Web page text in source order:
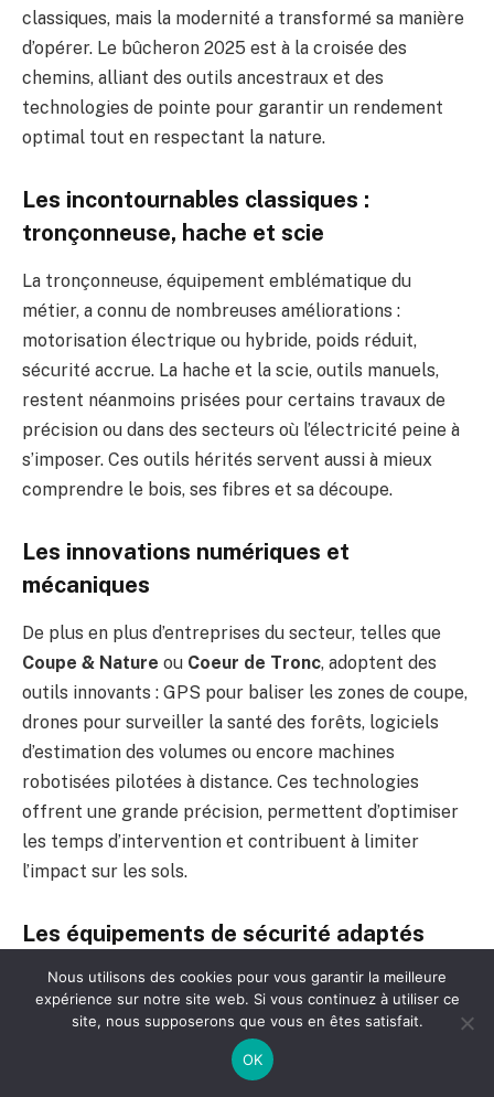
classiques, mais la modernité a transformé sa manière
d’opérer. Le bûcheron 2025 est à la croisée des
chemins, alliant des outils ancestraux et des
technologies de pointe pour garantir un rendement
optimal tout en respectant la nature.
Les incontournables classiques :
tronçonneuse, hache et scie
La tronçonneuse, équipement emblématique du
métier, a connu de nombreuses améliorations :
motorisation électrique ou hybride, poids réduit,
sécurité accrue. La hache et la scie, outils manuels,
restent néanmoins prisées pour certains travaux de
précision ou dans des secteurs où l’électricité peine à
s’imposer. Ces outils hérités servent aussi à mieux
comprendre le bois, ses fibres et sa découpe.
Les innovations numériques et
mécaniques
De plus en plus d’entreprises du secteur, telles que
Coupe & Nature ou Coeur de Tronc, adoptent des
outils innovants : GPS pour baliser les zones de coupe,
drones pour surveiller la santé des forêts, logiciels
d’estimation des volumes ou encore machines
robotisées pilotées à distance. Ces technologies
offrent une grande précision, permettent d’optimiser
les temps d’intervention et contribuent à limiter
l’impact sur les sols.
Les équipements de sécurité adaptés
Le casque avec visière anti-coupure, les gants
renforcés, les pantalons et chaussures avec
protection spéciale font partie de l’arsenal
indispensable. Ces dispositifs ont évolué vers plus de
Nous utilisons des cookies pour vous garantir la meilleure
expérience sur notre site web. Si vous continuez à utiliser ce
site, nous supposerons que vous en êtes satisfait.
OK